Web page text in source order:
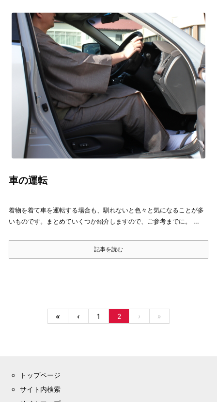
車の運転
着物を着て車を運転する場合も、馴れないと色々と気になることが多
いものです。まとめていくつか紹介しますので、ご参考までに。 ...
記事を読む
« ‹ 1 2 › »
トップページ
サイト内検索